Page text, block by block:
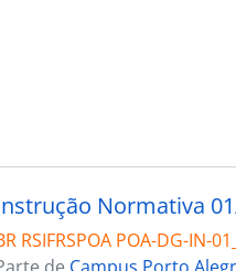
Normativa
RSIFRSPOA POA-DG-IN-